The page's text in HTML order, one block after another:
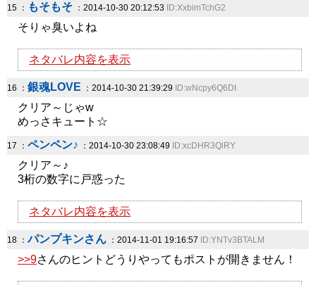
15 ： もそもそ ：2014-10-30 20:12:53 ID:XxbimTchG2
そりゃ臭いよね
ネタバレ内容を表示
16 ： 銀魂LOVE ：2014-10-30 21:39:29 ID:wNcpy6Q6DI
クリア～じゃw
めっさキュート☆
17 ： ペンペン♪ ：2014-10-30 23:08:49 ID:xcDHR3QlRY
クリア～♪
3桁の数字に戸惑った
ネタバレ内容を表示
18 ：パンプキンさん ：2014-11-01 19:16:57 ID:YNTv3BTALM
>>9さんのヒントどうりやってもポストが開きません！